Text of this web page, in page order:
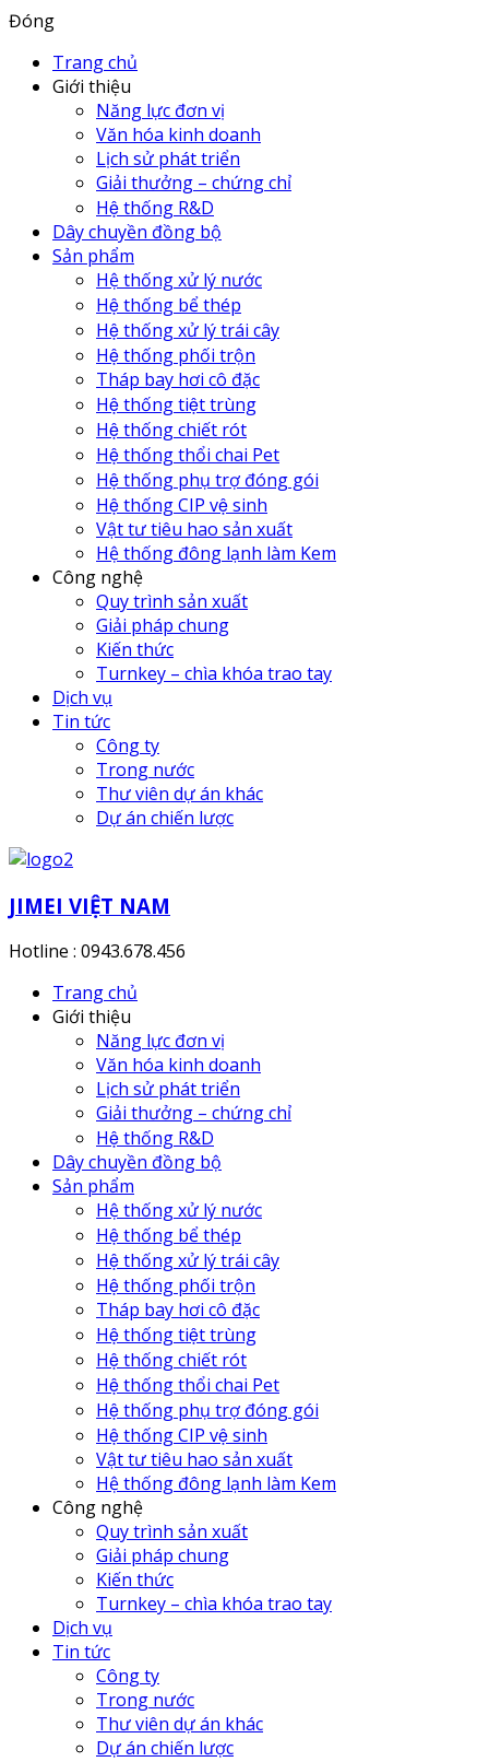
Đóng
Trang chủ
Giới thiệu
Năng lực đơn vị
Văn hóa kinh doanh
Lịch sử phát triển
Giải thưởng – chứng chỉ
Hệ thống R&D
Dây chuyền đồng bộ
Sản phẩm
Hệ thống xử lý nước
Hệ thống bể thép
Hệ thống xử lý trái cây
Hệ thống phối trộn
Tháp bay hơi cô đặc
Hệ thống tiệt trùng
Hệ thống chiết rót
Hệ thống thổi chai Pet
Hệ thống phụ trợ đóng gói
Hệ thống CIP vệ sinh
Vật tư tiêu hao sản xuất
Hệ thống đông lạnh làm Kem
Công nghệ
Quy trình sản xuất
Giải pháp chung
Kiến thức
Turnkey – chìa khóa trao tay
Dịch vụ
Tin tức
Công ty
Trong nước
Thư viên dự án khác
Dự án chiến lược
JIMEI VIỆT NAM
Hotline : 0943.678.456
Trang chủ
Giới thiệu
Năng lực đơn vị
Văn hóa kinh doanh
Lịch sử phát triển
Giải thưởng – chứng chỉ
Hệ thống R&D
Dây chuyền đồng bộ
Sản phẩm
Hệ thống xử lý nước
Hệ thống bể thép
Hệ thống xử lý trái cây
Hệ thống phối trộn
Tháp bay hơi cô đặc
Hệ thống tiệt trùng
Hệ thống chiết rót
Hệ thống thổi chai Pet
Hệ thống phụ trợ đóng gói
Hệ thống CIP vệ sinh
Vật tư tiêu hao sản xuất
Hệ thống đông lạnh làm Kem
Công nghệ
Quy trình sản xuất
Giải pháp chung
Kiến thức
Turnkey – chìa khóa trao tay
Dịch vụ
Tin tức
Công ty
Trong nước
Thư viên dự án khác
Dự án chiến lược